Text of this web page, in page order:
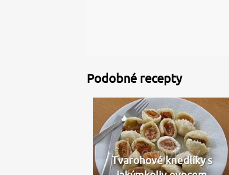
Podobné recepty
Tvarohové knedlíky s